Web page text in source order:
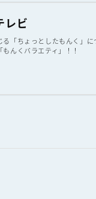
レビ
る「ちょっとしたもんく」
んくバラエティ」！！